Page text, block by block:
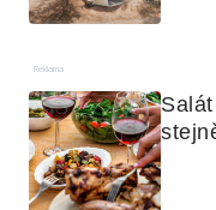
Reklama